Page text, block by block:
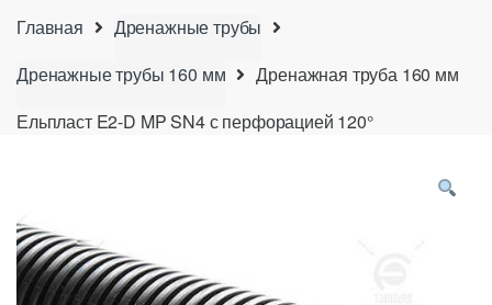
Главная
Дренажные трубы
Дренажные трубы 160 мм
Дренажная труба 160 мм
Ельпласт E2-D MP SN4 с перфорацией 120°